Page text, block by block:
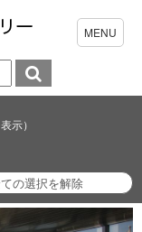
示）